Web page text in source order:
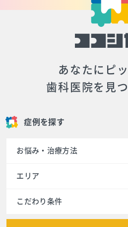
あなたにピ
歯科医院を見
症例を探す
お悩み・治療方法
エリア
こだわり条件